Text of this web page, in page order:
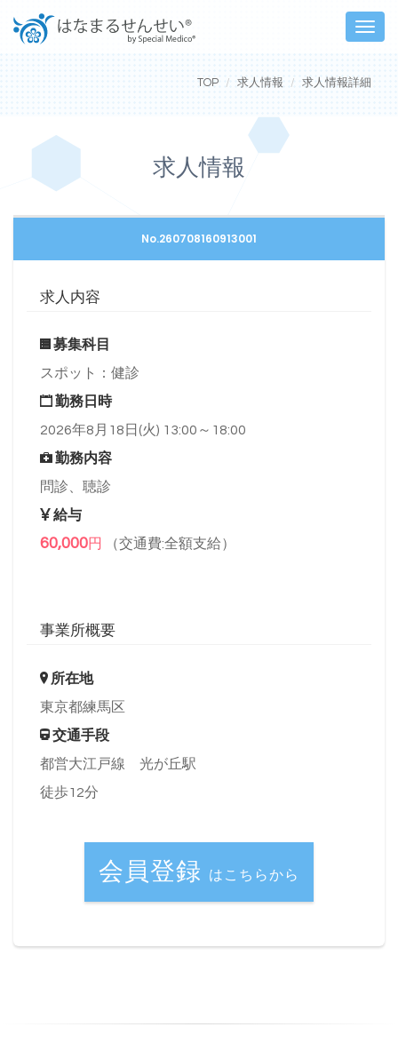
Toggle
TOP 求人情報 求人情報詳細
求人情報
No.260708160913001
求人内容
募集科目
スポット：健診
勤務日時
2026年8月18日(火) 13:00～18:00
勤務内容
問診、聴診
給与
60,000円 （交通費:全額支給）
事業所概要
所在地
東京都練馬区
交通手段
都営大江戸線 光が丘駅
徒歩12分
会員登録 はこちらから